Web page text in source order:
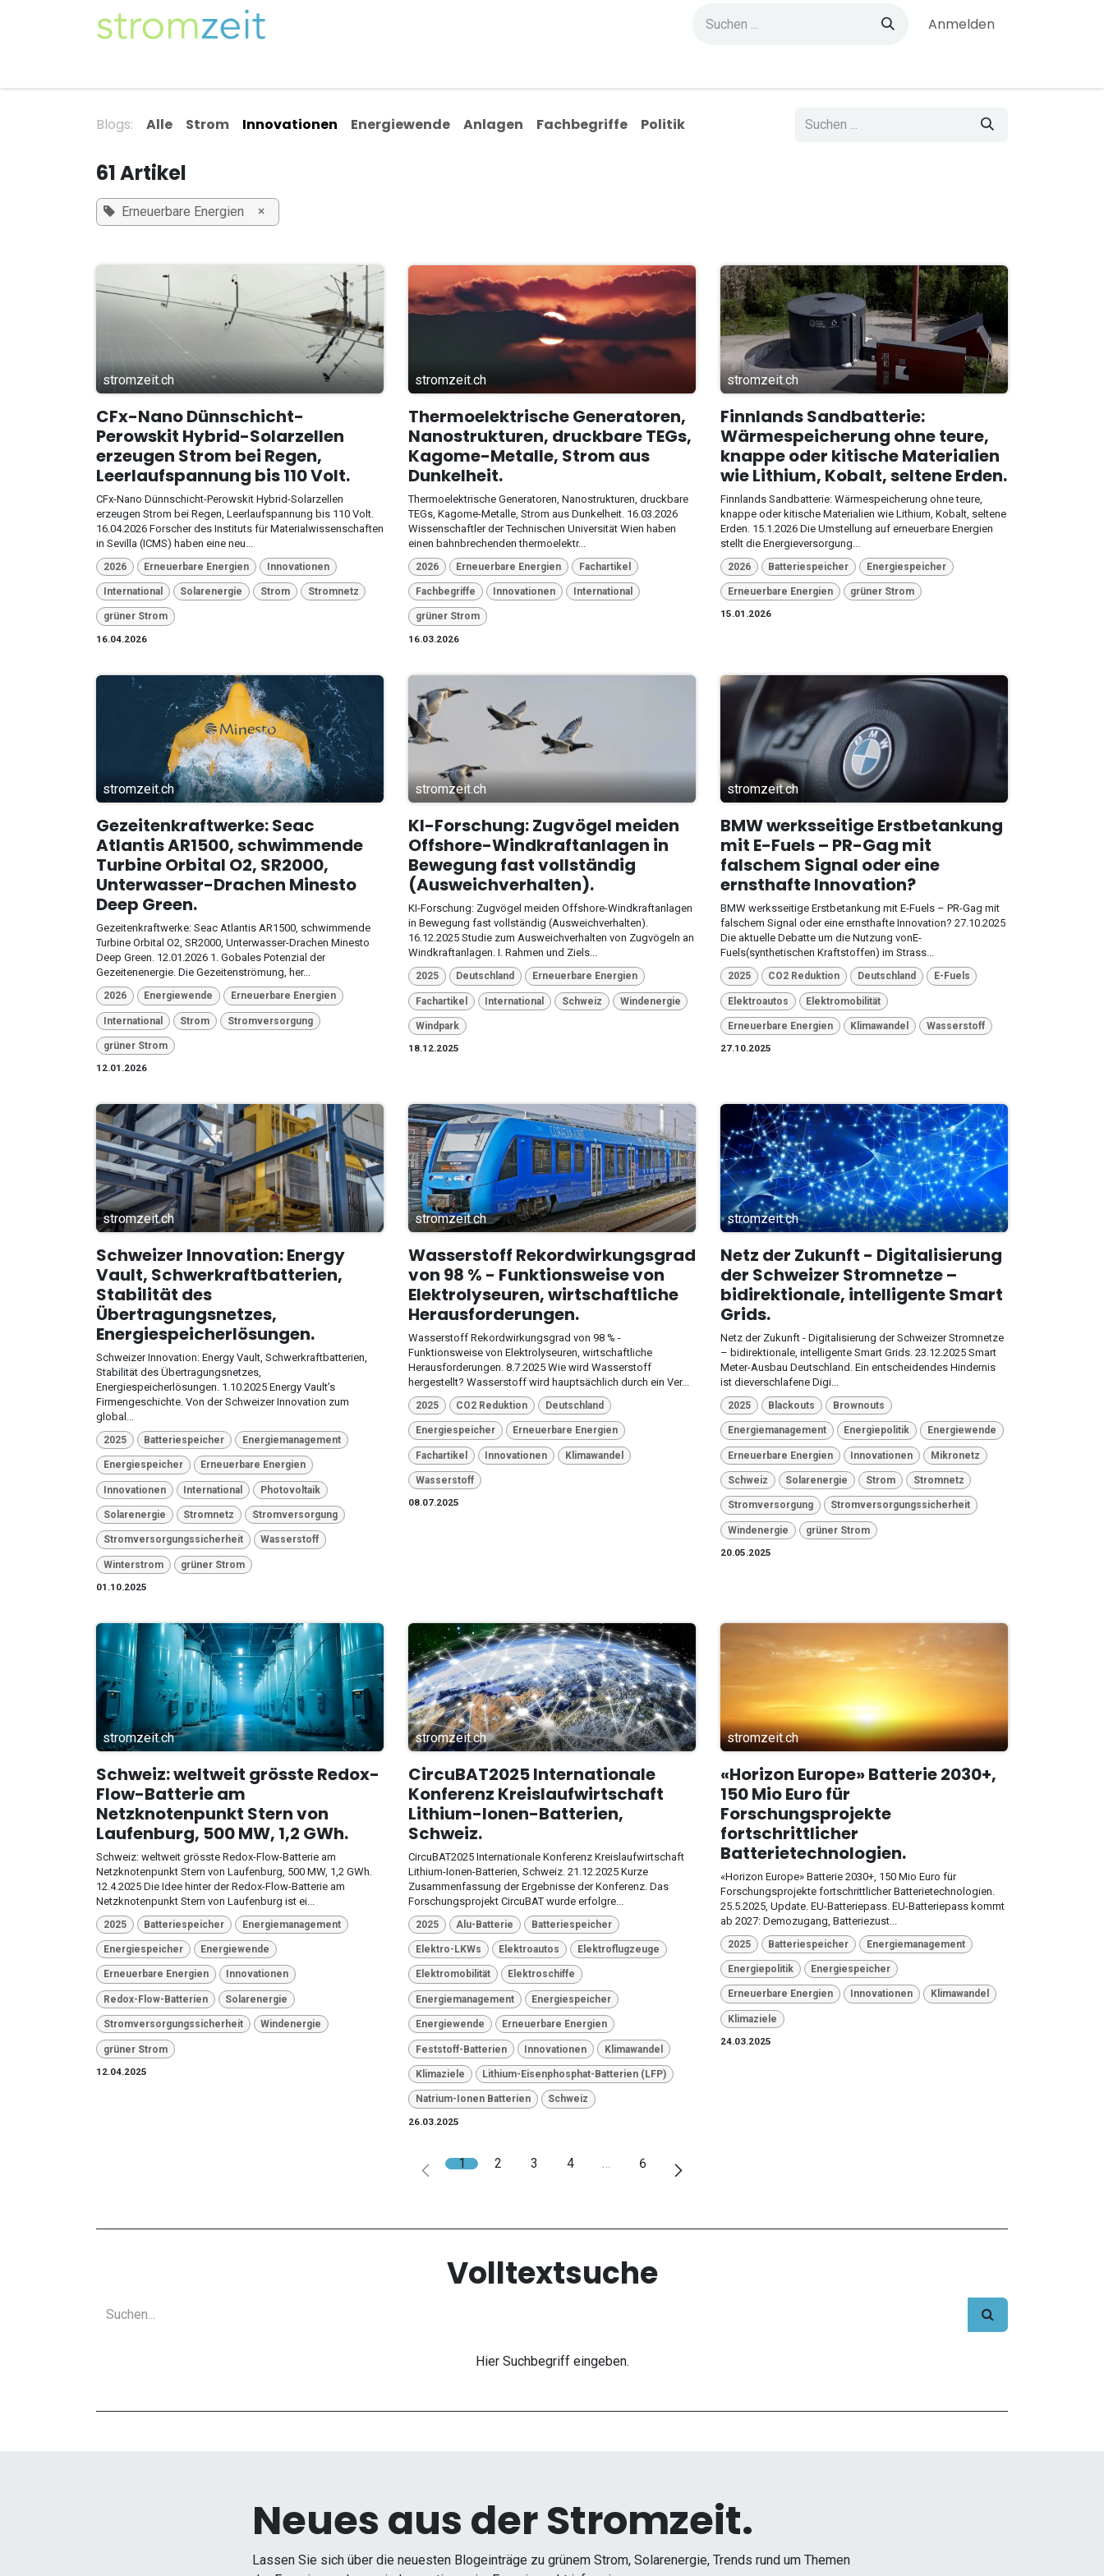
Zum Inhalt springen
Anmelden
Blogs: Alle Strom Innovationen Energiewende Anlagen Fachbegriffe Politik
61 Artikel
Erneuerbare Energien ×
stromzeit.ch
CFx-Nano Dünnschicht-
Perowskit Hybrid-Solarzellen
erzeugen Strom bei Regen,
Leerlaufspannung bis 110 Volt.
CFx-Nano Dünnschicht-Perowskit Hybrid-Solarzellen
erzeugen Strom bei Regen, Leerlaufspannung bis 110 Volt.
16.04.2026 Forscher des Instituts für Materialwissenschaften
in Sevilla (ICMS) haben eine neu...
2026 Erneuerbare Energien Innovationen
International Solarenergie Strom Stromnetz
grüner Strom
16.04.2026
stromzeit.ch
Thermoelektrische Generatoren,
Nanostrukturen, druckbare TEGs,
Kagome-Metalle, Strom aus
Dunkelheit.
Thermoelektrische Generatoren, Nanostrukturen, druckbare
TEGs, Kagome-Metalle, Strom aus Dunkelheit. 16.03.2026
Wissenschaftler der Technischen Universität Wien haben
einen bahnbrechenden thermoelektr...
2026 Erneuerbare Energien Fachartikel
Fachbegriffe Innovationen International
grüner Strom
16.03.2026
stromzeit.ch
Finnlands Sandbatterie:
Wärmespeicherung ohne teure,
knappe oder kitische Materialien
wie Lithium, Kobalt, seltene Erden.
Finnlands Sandbatterie: Wärmespeicherung ohne teure,
knappe oder kitische Materialien wie Lithium, Kobalt, seltene
Erden. 15.1.2026 Die Umstellung auf erneuerbare Energien
stellt die Energieversorgung...
2026 Batteriespeicher Energiespeicher
Erneuerbare Energien
grüner Strom
15.01.2026
stromzeit.ch
Gezeitenkraftwerke: Seac
Atlantis AR1500, schwimmende
Turbine Orbital O2, SR2000,
Unterwasser-Drachen Minesto
Deep Green.
Gezeitenkraftwerke: Seac Atlantis AR1500, schwimmende
Turbine Orbital O2, SR2000, Unterwasser-Drachen Minesto
Deep Green. 12.01.2026 1. Gobales Potenzial der
Gezeitenenergie. Die Gezeitenströmung, her...
2026 Energiewende Erneuerbare Energien
International Strom Stromversorgung
grüner Strom
12.01.2026
stromzeit.ch
KI-Forschung: Zugvögel meiden
Offshore-Windkraftanlagen in
Bewegung fast vollständig
(Ausweichverhalten).
KI-Forschung: Zugvögel meiden Offshore-Windkraftanlagen
in Bewegung fast vollständig (Ausweichverhalten).
16.12.2025 Studie zum Ausweichverhalten von Zugvögeln an
Windkraftanlagen. I. Rahmen und Ziels...
2025 Deutschland Erneuerbare Energien
Fachartikel International Schweiz Windenergie
Windpark
18.12.2025
stromzeit.ch
BMW werksseitige Erstbetankung
mit E-Fuels – PR-Gag mit
falschem Signal oder eine
ernsthafte Innovation?
BMW werksseitige Erstbetankung mit E-Fuels – PR-Gag mit
falschem Signal oder eine ernsthafte Innovation? 27.10.2025
Die aktuelle Debatte um die Nutzung vonE-
Fuels(synthetischen Kraftstoffen) im Strass...
2025 CO2 Reduktion Deutschland E-Fuels
Elektroautos Elektromobilität
Erneuerbare Energien Klimawandel
Wasserstoff
27.10.2025
stromzeit.ch
Schweizer Innovation: Energy
Vault, Schwerkraftbatterien,
Stabilität des
Übertragungsnetzes,
Energiespeicherlösungen.
Schweizer Innovation: Energy Vault, Schwerkraftbatterien,
Stabilität des Übertragungsnetzes,
Energiespeicherlösungen. 1.10.2025 Energy Vault’s
Firmengeschichte. Von der Schweizer Innovation zum
global...
2025 Batteriespeicher Energiemanagement
Energiespeicher Erneuerbare Energien
Innovationen International Photovoltaik
Solarenergie Stromnetz Stromversorgung
Stromversorgungssicherheit Wasserstoff
Winterstrom
grüner Strom
01.10.2025
stromzeit.ch
Wasserstoff Rekordwirkungsgrad
von 98 % - Funktionsweise von
Elektrolyseuren, wirtschaftliche
Herausforderungen.
Wasserstoff Rekordwirkungsgrad von 98 % -
Funktionsweise von Elektrolyseuren, wirtschaftliche
Herausforderungen. 8.7.2025 Wie wird Wasserstoff
hergestellt? Wasserstoff wird hauptsächlich durch ein Ver...
2025 CO2 Reduktion Deutschland
Energiespeicher Erneuerbare Energien
Fachartikel Innovationen Klimawandel
Wasserstoff
08.07.2025
stromzeit.ch
Netz der Zukunft - Digitalisierung
der Schweizer Stromnetze –
bidirektionale, intelligente Smart
Grids.
Netz der Zukunft - Digitalisierung der Schweizer Stromnetze
– bidirektionale, intelligente Smart Grids. 23.12.2025 Smart
Meter-Ausbau Deutschland. Ein entscheidendes Hindernis
ist dieverschlafene Digi...
2025 Blackouts Brownouts
Energiemanagement Energiepolitik Energiewende
Erneuerbare Energien Innovationen Mikronetz
Schweiz Solarenergie Strom Stromnetz
Stromversorgung Stromversorgungssicherheit
Windenergie
grüner Strom
20.05.2025
stromzeit.ch
Schweiz: weltweit grösste Redox-
Flow-Batterie am
Netzknotenpunkt Stern von
Laufenburg, 500 MW, 1,2 GWh.
Schweiz: weltweit grösste Redox-Flow-Batterie am
Netzknotenpunkt Stern von Laufenburg, 500 MW, 1,2 GWh.
12.4.2025 Die Idee hinter der Redox-Flow-Batterie am
Netzknotenpunkt Stern von Laufenburg ist ei...
2025 Batteriespeicher Energiemanagement
Energiespeicher Energiewende
Erneuerbare Energien Innovationen
Redox-Flow-Batterien Solarenergie
Stromversorgungssicherheit Windenergie
grüner Strom
12.04.2025
stromzeit.ch
CircuBAT2025 Internationale
Konferenz Kreislaufwirtschaft
Lithium-Ionen-Batterien,
Schweiz.
CircuBAT2025 Internationale Konferenz Kreislaufwirtschaft
Lithium-Ionen-Batterien, Schweiz. 21.12.2025 Kurze
Zusammenfassung der Ergebnisse der Konferenz. Das
Forschungsprojekt CircuBAT wurde erfolgre...
2025 Alu-Batterie Batteriespeicher
Elektro-LKWs Elektroautos Elektroflugzeuge
Elektromobilität Elektroschiffe
Energiemanagement Energiespeicher
Energiewende Erneuerbare Energien
Feststoff-Batterien Innovationen Klimawandel
Klimaziele Lithium-Eisenphosphat-Batterien (LFP)
Natrium-Ionen Batterien
Schweiz
26.03.2025
stromzeit.ch
«Horizon Europe» Batterie 2030+,
150 Mio Euro für
Forschungsprojekte
fortschrittlicher
Batterietechnologien.
«Horizon Europe» Batterie 2030+, 150 Mio Euro für
Forschungsprojekte fortschrittlicher Batterietechnologien.
25.5.2025, Update. EU-Batteriepass. EU-Batteriepass kommt
ab 2027: Demozugang, Batteriezust...
2025 Batteriespeicher Energiemanagement
Energiepolitik Energiespeicher
Erneuerbare Energien Innovationen Klimawandel
Klimaziele
24.03.2025
1 2 3 4 6
Volltextsuche
Hier Suchbegriff eingeben.
Neues aus der Stromzeit.
Lassen Sie sich über die neuesten Blogeinträge zu grünem Strom, Solarenergie, Trends rund um Themen